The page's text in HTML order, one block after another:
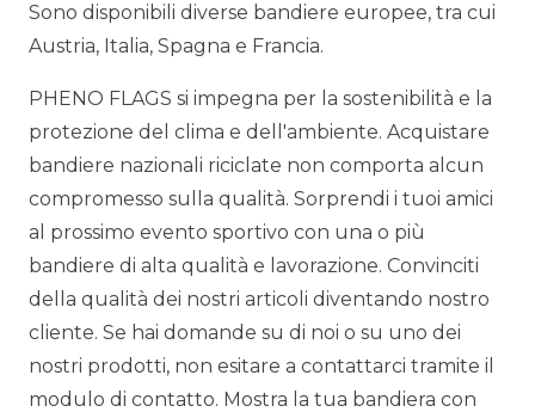
Sono disponibili diverse bandiere europee, tra cui
Austria, Italia, Spagna e Francia.
PHENO FLAGS si impegna per la sostenibilità e la
protezione del clima e dell'ambiente. Acquistare
bandiere nazionali riciclate non comporta alcun
compromesso sulla qualità. Sorprendi i tuoi amici
al prossimo evento sportivo con una o più
bandiere di alta qualità e lavorazione. Convinciti
della qualità dei nostri articoli diventando nostro
cliente. Se hai domande su di noi o su uno dei
nostri prodotti, non esitare a contattarci tramite il
modulo di contatto. Mostra la tua bandiera con